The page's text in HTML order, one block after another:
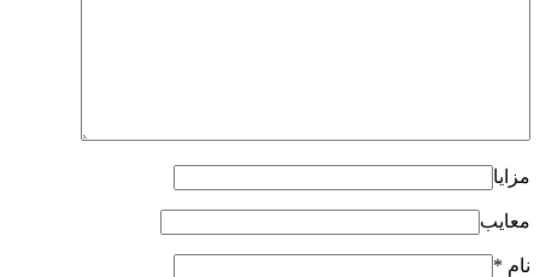
مزایا
معایب
نام *